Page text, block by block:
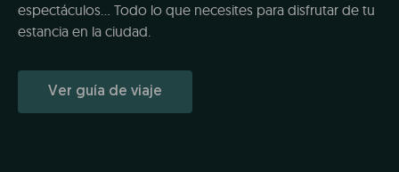
espectáculos... Todo lo que necesites para disfrutar de tu
estancia en la ciudad.
Ver guía de viaje